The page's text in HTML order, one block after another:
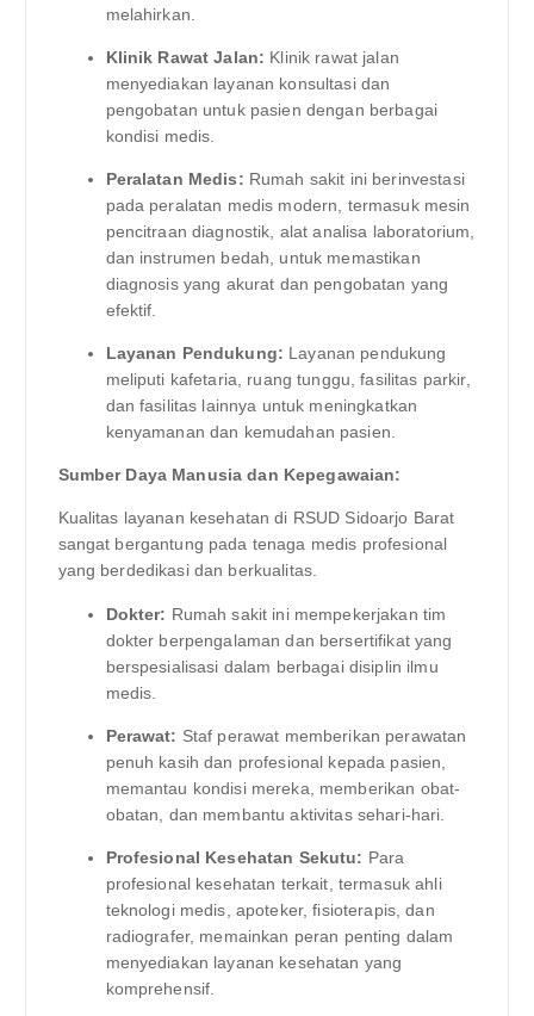
melahirkan.
Klinik Rawat Jalan: Klinik rawat jalan
menyediakan layanan konsultasi dan
pengobatan untuk pasien dengan berbagai
kondisi medis.
Peralatan Medis: Rumah sakit ini berinvestasi
pada peralatan medis modern, termasuk mesin
pencitraan diagnostik, alat analisa laboratorium,
dan instrumen bedah, untuk memastikan
diagnosis yang akurat dan pengobatan yang
efektif.
Layanan Pendukung: Layanan pendukung
meliputi kafetaria, ruang tunggu, fasilitas parkir,
dan fasilitas lainnya untuk meningkatkan
kenyamanan dan kemudahan pasien.
Sumber Daya Manusia dan Kepegawaian:
Kualitas layanan kesehatan di RSUD Sidoarjo Barat
sangat bergantung pada tenaga medis profesional
yang berdedikasi dan berkualitas.
Dokter: Rumah sakit ini mempekerjakan tim
dokter berpengalaman dan bersertifikat yang
berspesialisasi dalam berbagai disiplin ilmu
medis.
Perawat: Staf perawat memberikan perawatan
penuh kasih dan profesional kepada pasien,
memantau kondisi mereka, memberikan obat-
obatan, dan membantu aktivitas sehari-hari.
Profesional Kesehatan Sekutu: Para
profesional kesehatan terkait, termasuk ahli
teknologi medis, apoteker, fisioterapis, dan
radiografer, memainkan peran penting dalam
menyediakan layanan kesehatan yang
komprehensif.